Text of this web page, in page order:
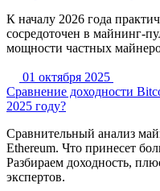
К началу 2026 года
сосредоточен в
мощности частных
01 октября 2025
Сравнение доходности
2025 году?
Сравнительный анализ
Ethereum. Что принесет
Разбираем доходность,
экспертов.